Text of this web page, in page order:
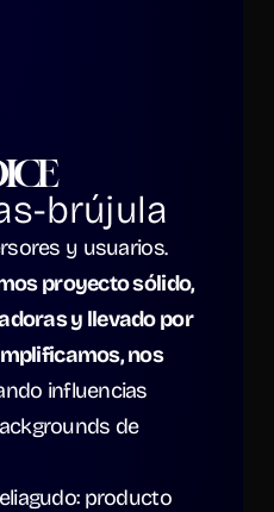
brújula
y usuarios.
proyecto sólido,
y llevado por
nos
influencias
de
producto